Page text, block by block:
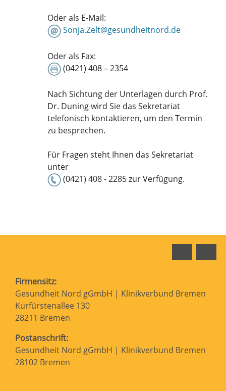
Oder als E-Mail:
Sonja.Zelt@gesundheitnord.de
Oder als Fax:
(0421) 408 – 2354
Nach Sichtung der Unterlagen durch Prof.
Dr. Duning wird Sie das Sekretariat
telefonisch kontaktieren, um den Termin
zu besprechen.
Für Fragen steht Ihnen das Sekretariat
unter
(0421) 408 - 2285 zur Verfügung.
Firmensitz:
Gesundheit Nord gGmbH | Klinikverbund Bremen
Kurfürstenallee 130
28211 Bremen
Postanschrift:
Gesundheit Nord gGmbH | Klinikverbund Bremen
28102 Bremen